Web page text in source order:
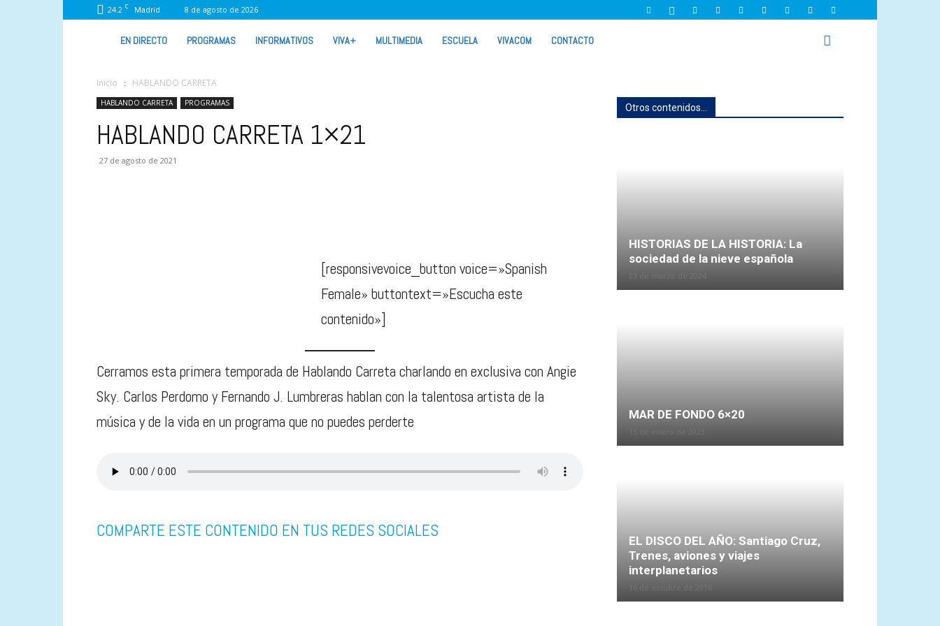
24.2 C Madrid 8 de agosto de 2026
VIVA
RADIO
EN DIRECTO PROGRAMAS INFORMATIVOS VIVA+ MULTIMEDIA ESCUELA VIVACOM CONTACTO
Inicio HABLANDO CARRETA
HABLANDO CARRETA PROGRAMAS
HABLANDO CARRETA 1×21
27 de agosto de 2021
[responsivevoice_button voice=»Spanish
Female» buttontext=»Escucha este
contenido»]
Cerramos esta primera temporada de Hablando Carreta charlando en exclusiva con Angie
Sky. Carlos Perdomo y Fernando J. Lumbreras hablan con la talentosa artista de la
música y de la vida en un programa que no puedes perderte
COMPARTE ESTE CONTENIDO EN TUS REDES SOCIALES
Otros contenidos...
HISTORIAS DE LA HISTORIA: La
sociedad de la nieve española
MAR DE FONDO 6×20
EL DISCO DEL AÑO: Santiago Cruz,
Trenes, aviones y viajes
interplanetarios